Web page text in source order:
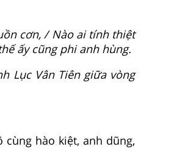
cơn, / Nào ai tính thiệt
ấy cũng phi anh hùng.
Lục Vân Tiên giữa vòng
hào kiệt, anh dũng,